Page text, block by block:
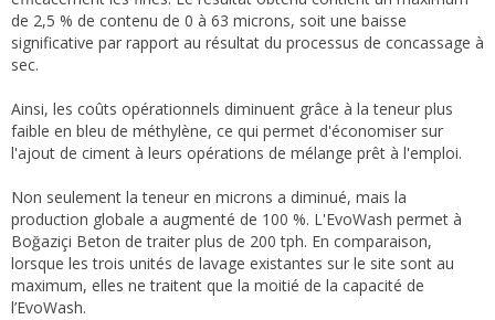
de 2,5 % de contenu de 0 à 63 microns, soit une baisse
significative par rapport au résultat du processus de concassage à
sec.
Ainsi, les coûts opérationnels diminuent grâce à la teneur plus
faible en bleu de méthylène, ce qui permet d'économiser sur
l'ajout de ciment à leurs opérations de mélange prêt à l'emploi.
Non seulement la teneur en microns a diminué, mais la
production globale a augmenté de 100 %. L'EvoWash permet à
Boğaziçi Beton de traiter plus de 200 tph. En comparaison,
lorsque les trois unités de lavage existantes sur le site sont au
maximum, elles ne traitent que la moitié de la capacité de
l’EvoWash.